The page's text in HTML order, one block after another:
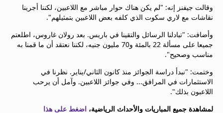
وقالت جيفنز إنه: "لم يكن هناك حوار مباشر مع اللاعبين، لكننا أجرينا
نقاشات مع لاري سكوت الذي كلفه بعض اللاعبين بتمثيلهم".
وأضافت: "تبادلنا الرسائل والتقينا في باريس. بعد رولان غاروس، اطلعتم
جميعا على مسألة 22 بالمئة و70 مليون جنيه، لكننا نعتقد أن ما قمنا به
مناسب وصحيح".
وختمت: "نبدأ دراسة الجوائز منذ كانون الثاني/يناير. نظرنا في
الاستثمارات في المرافق... وفي جوائز اللاعبين. وآمل أن يرحب
اللاعبون بذلك".
لمشاهدة جميع المباريات والأحداث الرياضية، اضغط على هذا